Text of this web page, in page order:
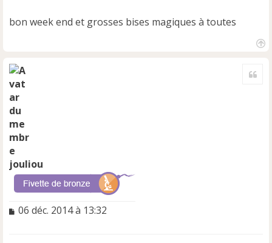
bon week end et grosses bises magiques à toutes
jouliou
M
06 déc. 2014 à 13:32